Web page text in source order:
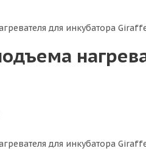
для инкубатора
для инкубатора